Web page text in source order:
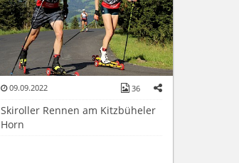
09.09.2022 36
Skiroller Rennen am Kitzbüheler
Horn